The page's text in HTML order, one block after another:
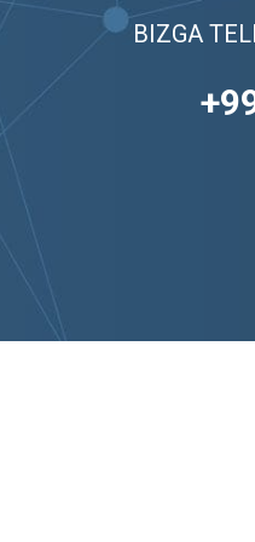
BIZGA